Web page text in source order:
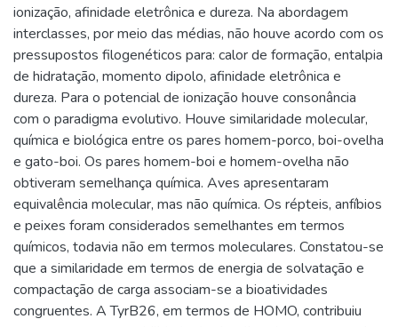
ionização, afinidade eletrônica e dureza. Na abordagem
interclasses, por meio das médias, não houve acordo com os
pressupostos filogenéticos para: calor de formação, entalpia
de hidratação, momento dipolo, afinidade eletrônica e
dureza. Para o potencial de ionização houve consonância
com o paradigma evolutivo. Houve similaridade molecular,
química e biológica entre os pares homem-porco, boi-ovelha
e gato-boi. Os pares homem-boi e homem-ovelha não
obtiveram semelhança química. Aves apresentaram
equivalência molecular, mas não química. Os répteis, anfíbios
e peixes foram considerados semelhantes em termos
químicos, todavia não em termos moleculares. Constatou-se
que a similaridade em termos de energia de solvatação e
compactação de carga associam-se a bioatividades
congruentes. A TyrB26, em termos de HOMO, contribuiu